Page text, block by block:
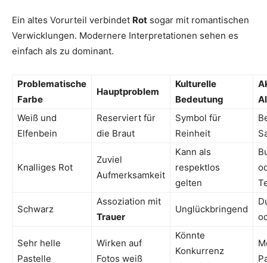
Ein altes Vorurteil verbindet Rot sogar mit romantischen
Verwicklungen. Modernere Interpretationen sehen es
einfach als zu dominant.
Problematische
Farbe
Hauptproblem
Kulturelle
Bedeutung
Weiß und
Elfenbein
Reserviert für
die Braut
Symbol für
Reinheit
Knalliges Rot
Zuviel
Aufmerksamkeit
Kann als
respektlos
gelten
Schwarz
Assoziation mit
Trauer
Unglückbringend
Sehr helle
Pastelle
Wirken auf
Fotos weiß
Könnte
Konkurrenz